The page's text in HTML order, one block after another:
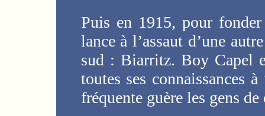
Puis en 1915, pour
lance à l’assaut d’une
sud : Biarritz. Boy Capel
toutes ses connaissances
fréquente guère les gens